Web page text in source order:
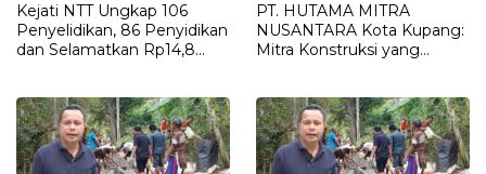
Kejati NTT Ungkap 106
Penyelidikan, 86 Penyidikan
dan Selamatkan Rp14,8
PT. HUTAMA MITRA
NUSANTARA Kota Kupang:
Mitra Konstruksi yang